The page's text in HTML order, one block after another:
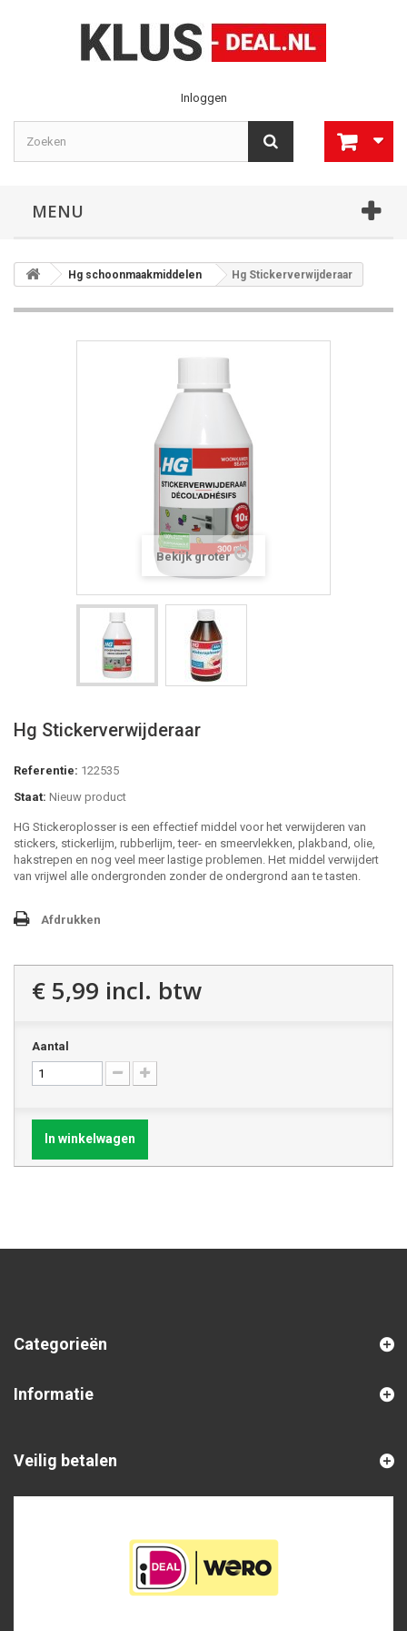
Inloggen
MENU
Hg schoonmaakmiddelen Hg Stickerverwijderaar
Bekijk groter
Hg Stickerverwijderaar
Referentie: 122535
Staat: Nieuw product
HG Stickeroplosser is een effectief middel voor het verwijderen van
stickers, stickerlijm, rubberlijm, teer- en smeervlekken, plakband, olie,
hakstrepen en nog veel meer lastige problemen. Het middel verwijdert
van vrijwel alle ondergronden zonder de ondergrond aan te tasten.
Afdrukken
€ 5,99 incl. btw
Aantal
In winkelwagen
Categorieën
Informatie
Veilig betalen